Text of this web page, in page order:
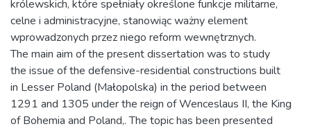
królewskich, które spełniały określone funkcje militarne,
celne i administracyjne, stanowiąc ważny element
wprowadzonych przez niego reform wewnętrznych.
The main aim of the present dissertation was to study
the issue of the defensive-residential constructions built
in Lesser Poland (Małopolska) in the period between
1291 and 1305 under the reign of Wenceslaus II, the King
of Bohemia and Poland,. The topic has been presented